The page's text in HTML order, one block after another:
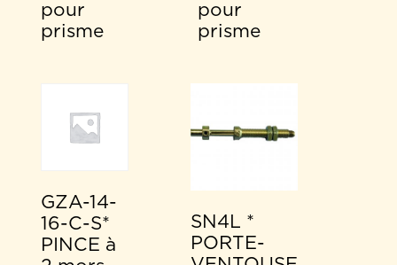
pour
prisme
pour
prisme
GZA-14-
16-C-S*
PINCE à
SN4L *
PORTE-